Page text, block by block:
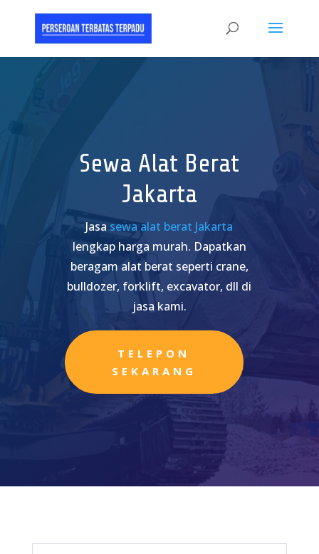
Sewa Alat Berat
Jakarta
Jasa sewa alat berat Jakarta
lengkap harga murah. Dapatkan
beragam alat berat seperti crane,
bulldozer, forklift, excavator, dll di
jasa kami.
TELEPON
SEKARANG